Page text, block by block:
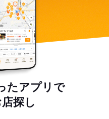
たアプリで
探し